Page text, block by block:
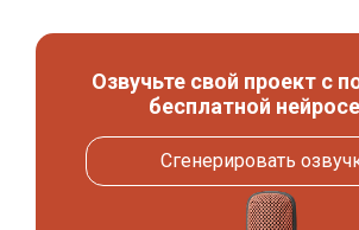
Озвучьте свой проект с
бесплатной
Сгенерировать